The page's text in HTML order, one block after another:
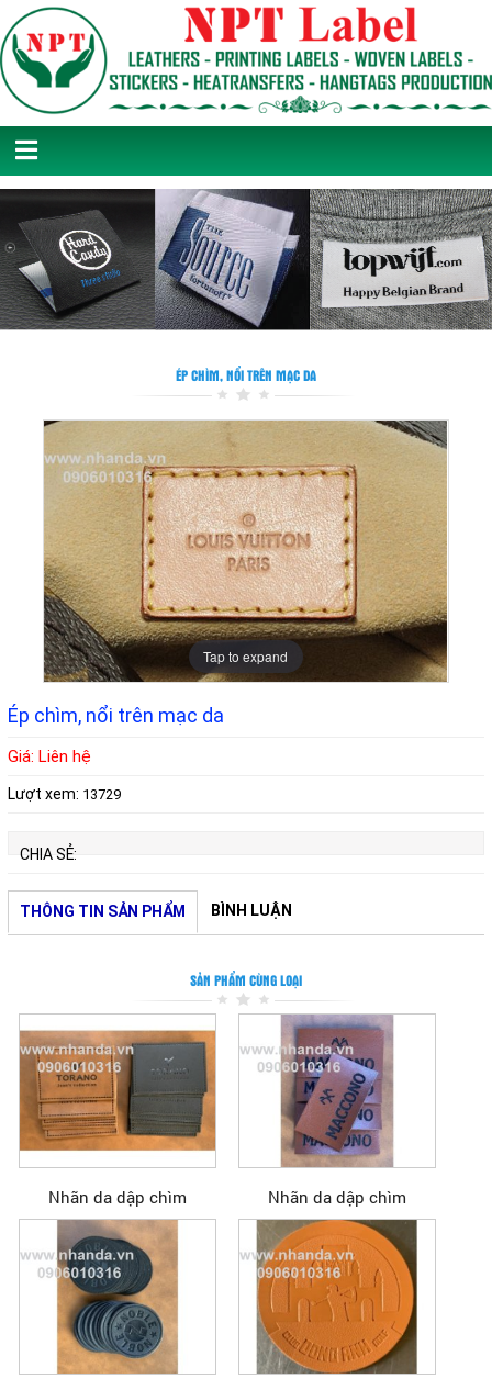
ÉP CHÌM, NỔI TRÊN MẠC DA
Tap to expand
Ép chìm, nổi trên mạc da
Giá: Liên hệ
Lượt xem: 13729
CHIA SẺ:
THÔNG TIN SẢN PHẨM BÌNH LUẬN
SẢN PHẨM CÙNG LOẠI
Nhãn da dập chìm Nhãn da dập chìm